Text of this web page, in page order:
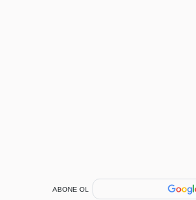
ABONE OL